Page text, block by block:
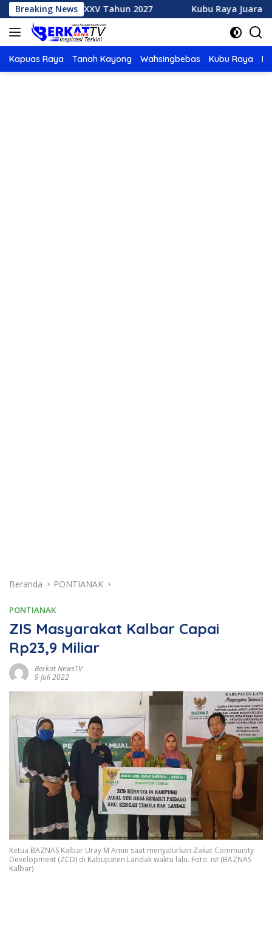
Langsung
ke
konten
Breaking News
XXXV Tahun 2027 Kubu Raya Juara Umum MTQ
Kapuas Raya Tanah Kayong Wahsingbebas Kubu Raya
Beranda PONTIANAK
PONTIANAK
ZIS Masyarakat Kalbar Capai
Rp23,9 Miliar
Berkat NewsTV
9 Juli 2022
Ketua BAZNAS Kalbar Uray M Amin saat menyalurkan Zakat Community
Development (ZCD) di Kabupaten Landak waktu lalu. Foto: ist (BAZNAS
Kalbar)